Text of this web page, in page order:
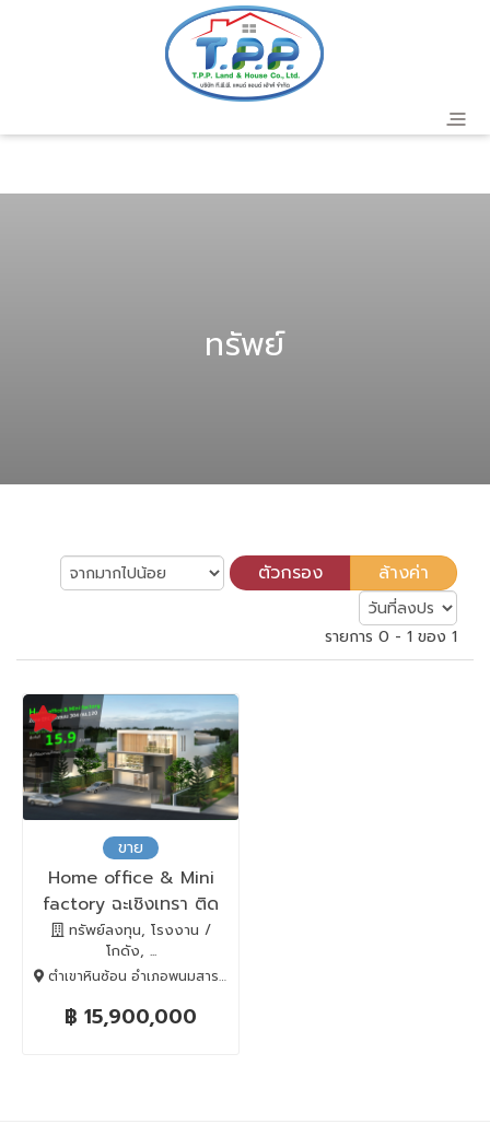
ทรัพย์
รายการ 0 - 1 ของ 1
ขาย
Home office & Mini
factory ฉะเชิงเทรา ติด
ถนน 304
ทรัพย์ลงทุน, โรงงาน /
โกดัง, ...
ตำเขาหินซ้อน อำเภอพนมสารคาม, พนมสารคาม, Chachoengsao, 24120
฿ 15,900,000